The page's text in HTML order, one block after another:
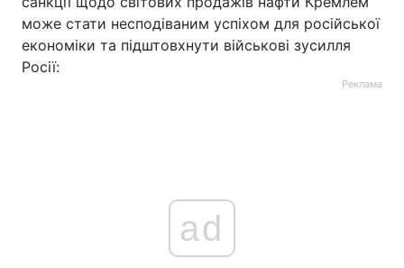
може стати несподіваним успіхом для російської
економіки та підштовхнути військові зусилля
Росії:
Реклама
ad